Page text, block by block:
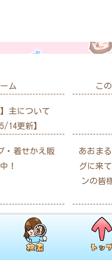
ム こ
主について
14更新】
・着せかえ販
！
あおま
グに来
ンの皆
メッセージフォームはこ
2026 ひかの日記帳